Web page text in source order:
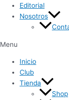
Editorial
Nosotros
Menu
Inicio
Club
Tienda
Shop